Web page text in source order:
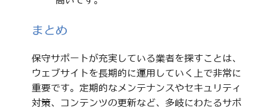
まとめ
保守サポートが充実している業者を探すことは、
ウェブサイトを長期的に運用していく上で非常に
重要です。定期的なメンテナンスやセキュリティ
対策、コンテンツの更新など、多岐にわたるサポ